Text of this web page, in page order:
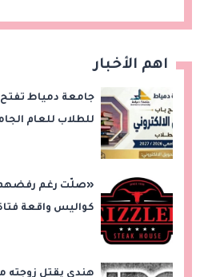
اهم الأخبار
جامعة دمياط تفتح
للطلاب للعام الجامعي
«صلّت رغم
كواليس واقعة
هندي يقتل زوجته